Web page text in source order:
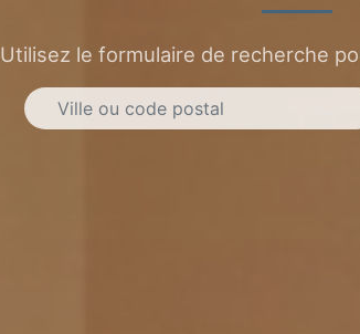
Utilisez le formulaire de recherche